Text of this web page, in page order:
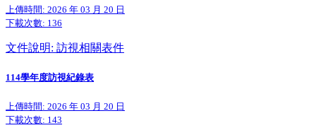
上傳時間: 2026 年 03 月 20 日
下載次數: 136
文件說明: 訪視相關表件
114學年度訪視紀錄表
上傳時間: 2026 年 03 月 20 日
下載次數: 143